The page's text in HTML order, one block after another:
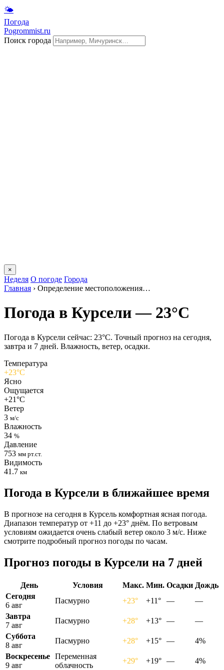
🌤
Погода
Pogrommist.ru
Поиск города
×
Неделя О погоде Города
Главная › Определение местоположения…
Погода в Курсели — 23°C
Погода в Курсели сейчас: 23°C. Точный прогноз на сегодня,
завтра и 7 дней. Влажность, ветер, осадки.
Температура
+23°C
Ясно
Ощущается
+21°C
Ветер
3 м/с
Влажность
34 %
Давление
753 мм рт.ст.
Видимость
41.7 км
Погода в Курсели в ближайшее время
В прогнозе на сегодня в Курсель комфортная ясная погода.
Диапазон температур от +11 до +23° днём. По ветровым
условиям ожидается очень слабый ветер около 3 м/с. Ниже
смотрите подробный прогноз погоды по часам.
Прогноз погоды в Курсели на 7 дней
День Условия Макс. Мин. Осадки Дождь
Сегодня
6 авг
Пасмурно +23° +11° —
—
Завтра
7 авг
Пасмурно +28° +13° —
—
Суббота
8 авг
Пасмурно +28° +15° —
4%
Воскресенье
9 авг
Переменная
облачность
+29° +19° —
4%